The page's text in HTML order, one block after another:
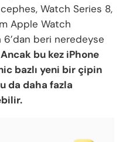
Watch Series 8,
Apple Watch
beri neredeyse
Ancak bu kez iPhone
bazlı yeni bir çipin
da daha fazla